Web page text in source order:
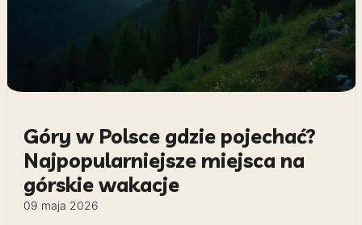
Góry w Polsce gdzie pojechać?
Najpopularniejsze miejsca na
górskie wakacje
09 maja 2026